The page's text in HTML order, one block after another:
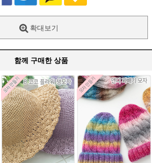
확대보기
함께 구매한 상품